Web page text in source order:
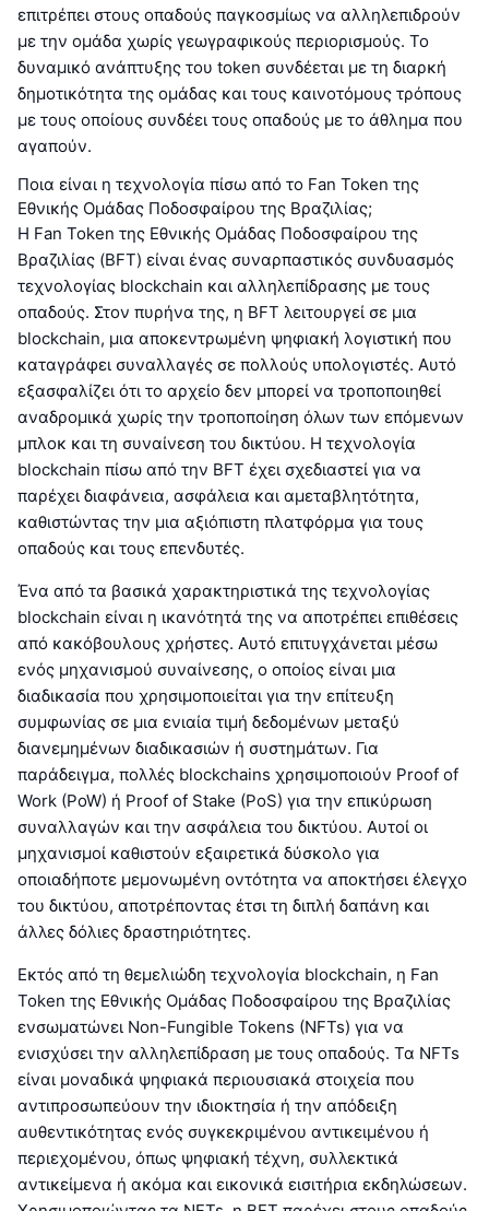
επιτρέπει στους οπαδούς παγκοσμίως να αλληλεπιδρούν
με την ομάδα χωρίς γεωγραφικούς περιορισμούς. Το
δυναμικό ανάπτυξης του token συνδέεται με τη διαρκή
δημοτικότητα της ομάδας και τους καινοτόμους τρόπους
με τους οποίους συνδέει τους οπαδούς με το άθλημα που
αγαπούν.
Ποια είναι η τεχνολογία πίσω από το Fan Token της
Εθνικής Ομάδας Ποδοσφαίρου της Βραζιλίας;
Η Fan Token της Εθνικής Ομάδας Ποδοσφαίρου της
Βραζιλίας (BFT) είναι ένας συναρπαστικός συνδυασμός
τεχνολογίας blockchain και αλληλεπίδρασης με τους
οπαδούς. Στον πυρήνα της, η BFT λειτουργεί σε μια
blockchain, μια αποκεντρωμένη ψηφιακή λογιστική που
καταγράφει συναλλαγές σε πολλούς υπολογιστές. Αυτό
εξασφαλίζει ότι το αρχείο δεν μπορεί να τροποποιηθεί
αναδρομικά χωρίς την τροποποίηση όλων των επόμενων
μπλοκ και τη συναίνεση του δικτύου. Η τεχνολογία
blockchain πίσω από την BFT έχει σχεδιαστεί για να
παρέχει διαφάνεια, ασφάλεια και αμεταβλητότητα,
καθιστώντας την μια αξιόπιστη πλατφόρμα για τους
οπαδούς και τους επενδυτές.
Ένα από τα βασικά χαρακτηριστικά της τεχνολογίας
blockchain είναι η ικανότητά της να αποτρέπει επιθέσεις
από κακόβουλους χρήστες. Αυτό επιτυγχάνεται μέσω
ενός μηχανισμού συναίνεσης, ο οποίος είναι μια
διαδικασία που χρησιμοποιείται για την επίτευξη
συμφωνίας σε μια ενιαία τιμή δεδομένων μεταξύ
διανεμημένων διαδικασιών ή συστημάτων. Για
παράδειγμα, πολλές blockchains χρησιμοποιούν Proof of
Work (PoW) ή Proof of Stake (PoS) για την επικύρωση
συναλλαγών και την ασφάλεια του δικτύου. Αυτοί οι
μηχανισμοί καθιστούν εξαιρετικά δύσκολο για
οποιαδήποτε μεμονωμένη οντότητα να αποκτήσει έλεγχο
του δικτύου, αποτρέποντας έτσι τη διπλή δαπάνη και
άλλες δόλιες δραστηριότητες.
Εκτός από τη θεμελιώδη τεχνολογία blockchain, η Fan
Token της Εθνικής Ομάδας Ποδοσφαίρου της Βραζιλίας
ενσωματώνει Non-Fungible Tokens (NFTs) για να
ενισχύσει την αλληλεπίδραση με τους οπαδούς. Τα NFTs
είναι μοναδικά ψηφιακά περιουσιακά στοιχεία που
αντιπροσωπεύουν την ιδιοκτησία ή την απόδειξη
αυθεντικότητας ενός συγκεκριμένου αντικειμένου ή
περιεχομένου, όπως ψηφιακή τέχνη, συλλεκτικά
αντικείμενα ή ακόμα και εικονικά εισιτήρια εκδηλώσεων.